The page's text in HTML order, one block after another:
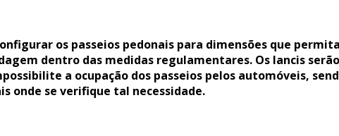
os passeios pedonais para dimensões que
dentro das medidas regulamentares. Os lancis
a ocupação dos passeios pelos automóveis,
onde se verifique tal necessidade.